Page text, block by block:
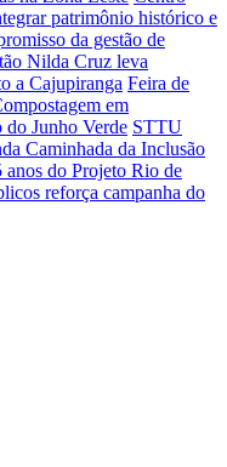
patrimônio histórico e
da gestão de
Nilda Cruz leva
a Cajupiranga Feira de
em
do Junho Verde STTU
Caminhada da Inclusão
do Projeto Rio de
reforça campanha do